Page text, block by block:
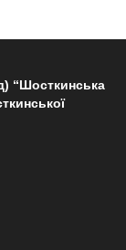
“Шосткинська